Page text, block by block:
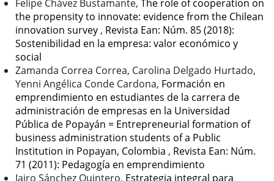
Felipe Chávez Bustamante, The role of cooperation on
the propensity to innovate: evidence from the Chilean
innovation survey , Revista Ean: Núm. 85 (2018):
Sostenibilidad en la empresa: valor económico y
social
Zamanda Correa Correa, Carolina Delgado Hurtado,
Yenni Angélica Conde Cardona, Formación en
emprendimiento en estudiantes de la carrera de
administración de empresas en la Universidad
Pública de Popayán = Entrepreneurial formation of
business administration students of a Public
Institution in Popayan, Colombia , Revista Ean: Núm.
71 (2011): Pedagogía en emprendimiento
Jairo Sánchez Quintero, Estrategia integral para